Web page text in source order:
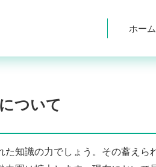
ホーム
ついて
知識の力でしょう。その蓄えら